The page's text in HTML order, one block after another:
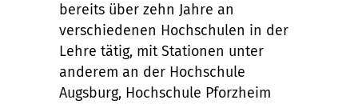
bereits über zehn Jahre an
verschiedenen Hochschulen in der
Lehre tätig, mit Stationen unter
anderem an der Hochschule
Augsburg, Hochschule Pforzheim